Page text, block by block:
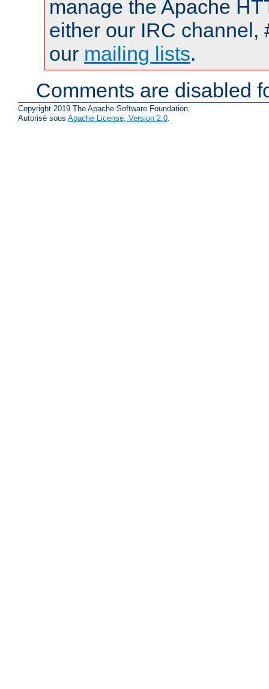
manage the Apache
either our IRC channel,
our mailing lists.
Comments are disabled
Copyright 2019 The Apache Software Foundation.
Autorisé sous Apache License, Version 2.0.